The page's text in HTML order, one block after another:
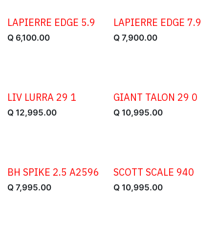
OFERTA
LAPIERRE EDGE 5.9
Q 6,100.00 OFERTA
LAPIERRE EDGE 7.9
Q 7,900.00
OFERTA
LIV LURRA 29 1
Q 12,995.00
GIANT TALON 29 0
Q 10,995.00
BH SPIKE 2.5 A2596
Q 7,995.00
SCOTT SCALE 940
Q 10,995.00